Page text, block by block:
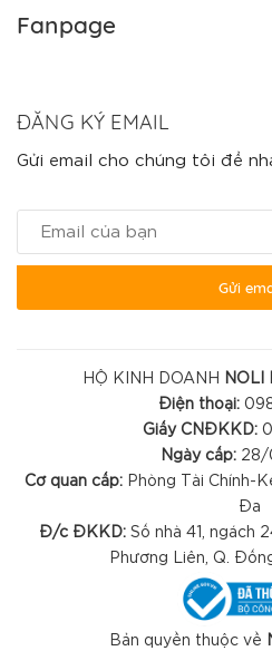
Fanpage
ĐĂNG KÝ EMAIL
Gửi email cho chúng tôi để
Gửi
HỘ KINH DOANH
NOLI
Điện thoại:
Giấy CNĐKKD:
Ngày cấp:28/
Cơ quan cấp:Phòng Tài Chính-
Đa
Đ/c ĐKKD: Số nhà 41, ngách
Phương Liên, Q.
Bản quyền thuộc về